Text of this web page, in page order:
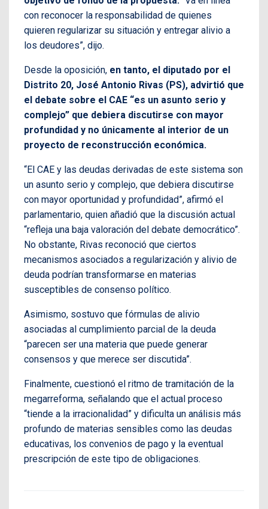
con reconocer la responsabilidad de quienes
quieren regularizar su situación y entregar alivio a
los deudores”, dijo.
Desde la oposición, en tanto, el diputado por el
Distrito 20, José Antonio Rivas (PS), advirtió que
el debate sobre el CAE “es un asunto serio y
complejo” que debiera discutirse con mayor
profundidad y no únicamente al interior de un
proyecto de reconstrucción económica.
“El CAE y las deudas derivadas de este sistema son
un asunto serio y complejo, que debiera discutirse
con mayor oportunidad y profundidad”, afirmó el
parlamentario, quien añadió que la discusión actual
“refleja una baja valoración del debate democrático”.
No obstante, Rivas reconoció que ciertos
mecanismos asociados a regularización y alivio de
deuda podrían transformarse en materias
susceptibles de consenso político.
Asimismo, sostuvo que fórmulas de alivio
asociadas al cumplimiento parcial de la deuda
“parecen ser una materia que puede generar
consensos y que merece ser discutida”.
Finalmente, cuestionó el ritmo de tramitación de la
megarreforma, señalando que el actual proceso
“tiende a la irracionalidad” y dificulta un análisis más
profundo de materias sensibles como las deudas
educativas, los convenios de pago y la eventual
prescripción de este tipo de obligaciones.